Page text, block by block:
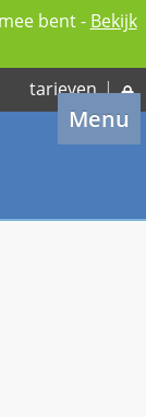
bent - Bekijk
tarieven |
Menu